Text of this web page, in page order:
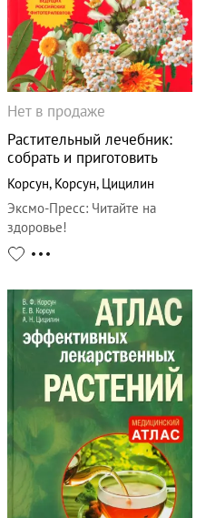
Нет в продаже
Растительный лечебник:
собрать и приготовить
Корсун, Корсун, Цицилин
Эксмо-Пресс: Читайте на
здоровье!